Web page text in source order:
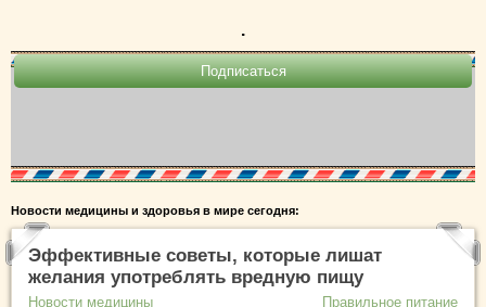
.
Новости медицины и здоровья в мире сегодня:
Эффективные советы, которые лишат
желания употреблять вредную пищу
Новости медицины Правильное питание